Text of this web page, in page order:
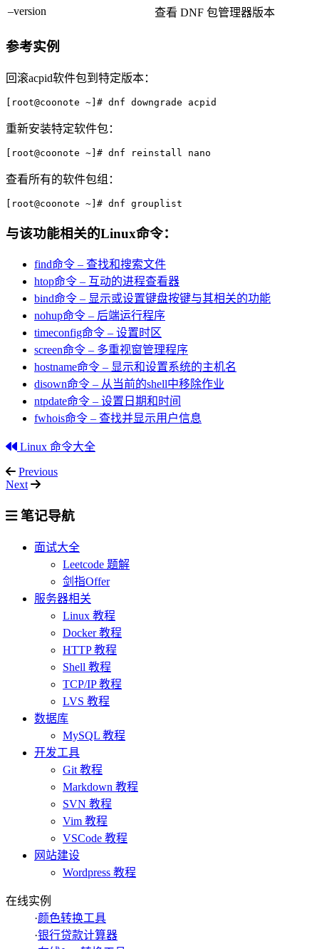
–version
查看 DNF 包管理器版本
参考实例
回滚acpid软件包到特定版本：
[root@coonote ~]# dnf downgrade acpid
重新安装特定软件包：
[root@coonote ~]# dnf reinstall nano
查看所有的软件包组：
[root@coonote ~]# dnf grouplist
与该功能相关的Linux命令：
find命令 – 查找和搜索文件
htop命令 – 互动的进程查看器
bind命令 – 显示或设置键盘按键与其相关的功能
nohup命令 – 后端运行程序
timeconfig命令 – 设置时区
screen命令 – 多重视窗管理程序
hostname命令 – 显示和设置系统的主机名
disown命令 – 从当前的shell中移除作业
ntpdate命令 – 设置日期和时间
fwhois命令 – 查找并显示用户信息
Linux 命令大全
Previous
Next
笔记导航
面试大全
Leetcode 题解
剑指Offer
服务器相关
Linux 教程
Docker 教程
HTTP 教程
Shell 教程
TCP/IP 教程
LVS 教程
数据库
MySQL 教程
开发工具
Git 教程
Markdown 教程
SVN 教程
Vim 教程
VSCode 教程
网站建设
Wordpress 教程
在线实例
·颜色转换工具
·银行贷款计算器